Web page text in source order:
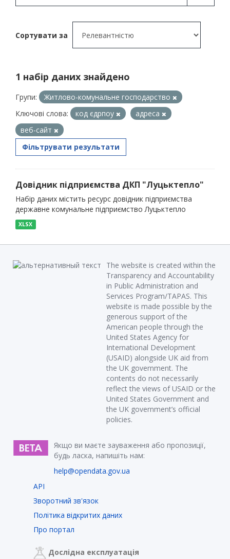
Сортувати за
1 набір даних знайдено
Групи:
Житлово-комунальне господарство
Ключові слова:
код єдрпоу
адреса
веб-сайт
Фільтрувати результати
Довідник підприємства ДКП "Луцьктепло"
Набір даних містить ресурс довідник підприємства
державне комунальне підприємство Луцьктепло
XLSX
The website is created within the
Transparency and Accountability
in Public Administration and
Services Program/TAPAS. This
website is made possible by the
generous support of the
American people through the
United States Agency for
International Development
(USAID) alongside UK aid from
the UK government. The
contents do not necessarily
reflect the views of USAID or the
United States Government and
the UK government’s official
policies.
Якщо ви маєте зауваження або пропозиції,
будь ласка, напишіть нам:
help@opendata.gov.ua
API
Зворотний зв'язок
Політика відкритих даних
Про портал
Дослідна експлуатація